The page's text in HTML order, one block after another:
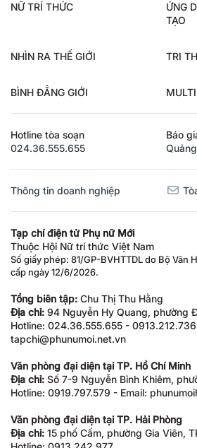
NỮ TRÍ THỨC
ỨNG
TẠO
NHÌN RA THẾ GIỚI TRI
BÌNH ĐẲNG GIỚI
Hotline tòa soạn
024.36.555.655
Báo
Thông tin doanh nghiệp
Tạp chí điện tử Phụ nữ Mới
Thuộc Hội Nữ trí thức Việt Nam
Số giấy phép: 81/GP-BVHTTDL do Bộ Văn
cấp ngày 12/6/2026.
Tổng biên tập: Chu Thị Thu Hằng
Địa chỉ: 94 Nguyễn Hy Quang, phường
Hotline: 024.36.555.655 - 0913.212.736
tapchi@phunumoi.net.vn
Văn phòng đại diện tại TP. Hồ Chí Minh
Địa chỉ: Số 7-9 Nguyễn Bỉnh Khiêm,
Hotline: 0919.797.579 - Email:
Văn phòng đại diện tại TP. Hải Phòng
Địa chỉ: 15 phố Cấm, phường Gia Viên,